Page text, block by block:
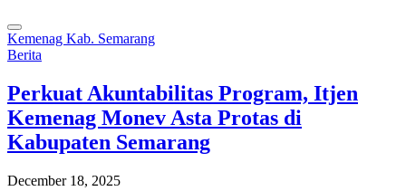
Kemenag Kab. Semarang
Berita
Perkuat Akuntabilitas Program, Itjen
Kemenag Monev Asta Protas di
Kabupaten Semarang
December 18, 2025